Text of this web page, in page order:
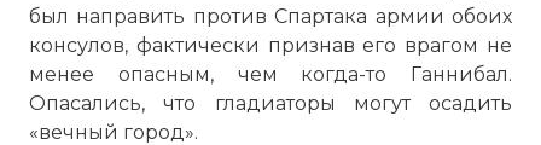
был направить против Спартака армии обоих
консулов, фактически признав его врагом не
менее опасным, чем когда-то Ганнибал.
Опасались, что гладиаторы могут осадить
«вечный город».